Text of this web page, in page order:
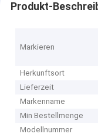
Produkt-
Markieren
Herkunftsort
Lieferzeit
Markenname
Min Bestellmenge
Modellnummer